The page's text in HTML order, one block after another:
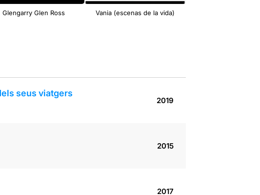
Glengarry Glen Ross Vania (escenas de la vida)
seus viatgers
2019
2015
2017